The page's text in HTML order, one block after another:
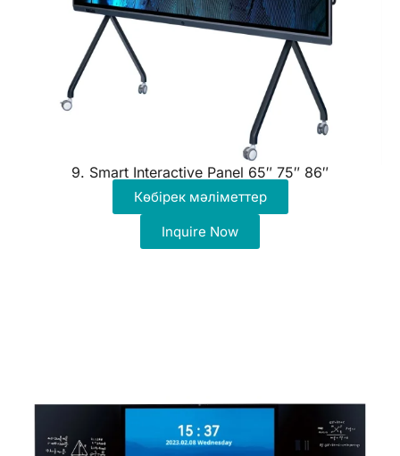
9. Smart Interactive Panel 65″ 75″ 86″
Көбірек мәліметтер
Inquire Now